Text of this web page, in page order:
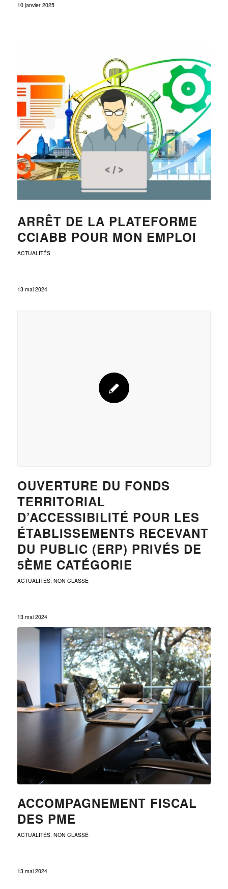
10 janvier 2025
ARRÊT DE LA PLATEFORME
CCIABB POUR MON EMPLOI
ACTUALITÉS
13 mai 2024
OUVERTURE DU FONDS
TERRITORIAL
D’ACCESSIBILITÉ POUR LES
ÉTABLISSEMENTS RECEVANT
DU PUBLIC (ERP) PRIVÉS DE
5ÈME CATÉGORIE
ACTUALITÉS, NON CLASSÉ
13 mai 2024
ACCOMPAGNEMENT FISCAL
DES PME
ACTUALITÉS, NON CLASSÉ
13 mai 2024